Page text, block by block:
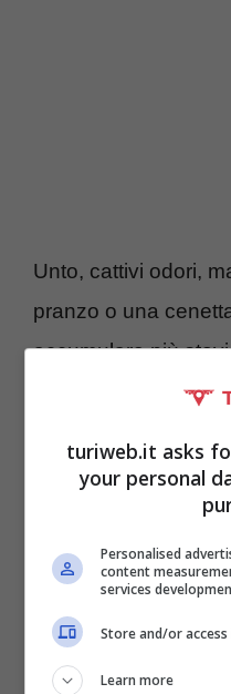
Unto, cattivi odori,
pranzo o una
accumulare più
abbiamo avuto
manicaretti prevede
diverse pentole,
turiweb.it asks
your personal
Personalised
content
services
Store and/or
Learn more